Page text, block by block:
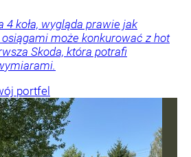
4 koła, wygląda prawie jak
może konkurować z hot
Skoda, która potrafi
portfel